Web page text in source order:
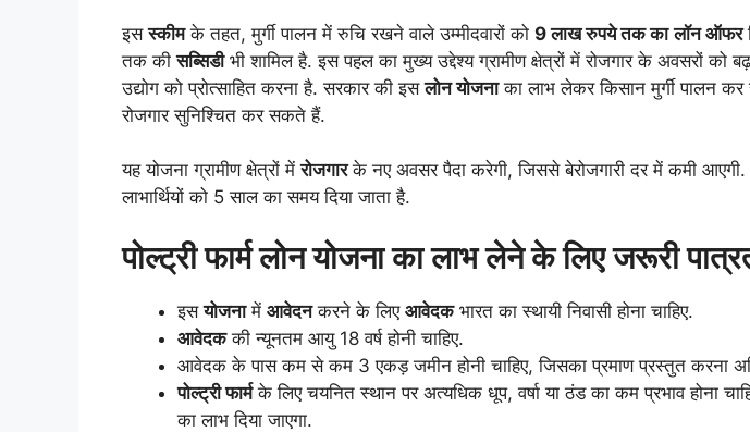
इसस्कीमके तहत, मुर्गी पालन में रुचि रखने वाले उम्मीदवारों को 9 लाख रुपये तक का लॉन ऑफर
तक कीसब्सिडीभी शामिल है. इस पहल का मुख्य उद्देश्य ग्रामीण क्षेत्रों में रोजगार के अवसरों को
उद्योग को प्रोत्साहित करना है. सरकार की इसलोन योजनाका लाभ लेकर किसान मुर्गी पालन
रोजगार सुनिश्चित कर सकते हैं.
यह योजना ग्रामीण क्षेत्रों मेंरोजगारके नए अवसर पैदा करेगी, जिससे बेरोजगारी दर में कमी
लाभार्थियों को 5 साल का समय दिया जाता है.
पोल्ट्री फार्म लोन योजना का लाभ लेने के लिए जरूरी
इसयोजनामें आवेदनकरने के लिए आवेदकभारत का स्थायी निवासी होना चाहिए.
आवेदककी न्यूनतम आयु 18 वर्ष होनी चाहिए.
आवेदक के पास कम से कम 3 एकड़ जमीन होनी चाहिए, जिसका प्रमाण प्रस्तुत करना
पोल्ट्री फार्मके लिए चयनित स्थान पर अत्यधिक धूप, वर्षा या ठंड का कम प्रभाव होना
का लाभ दिया जाएगा.